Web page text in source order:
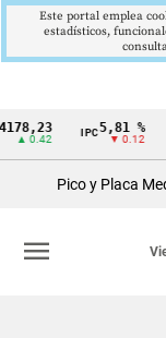
Cintillo
Colombia
IPC 5,81 %
▼ 0.12
DTF
Pico y Placa
menu
Este portal emplea
estadísticos,